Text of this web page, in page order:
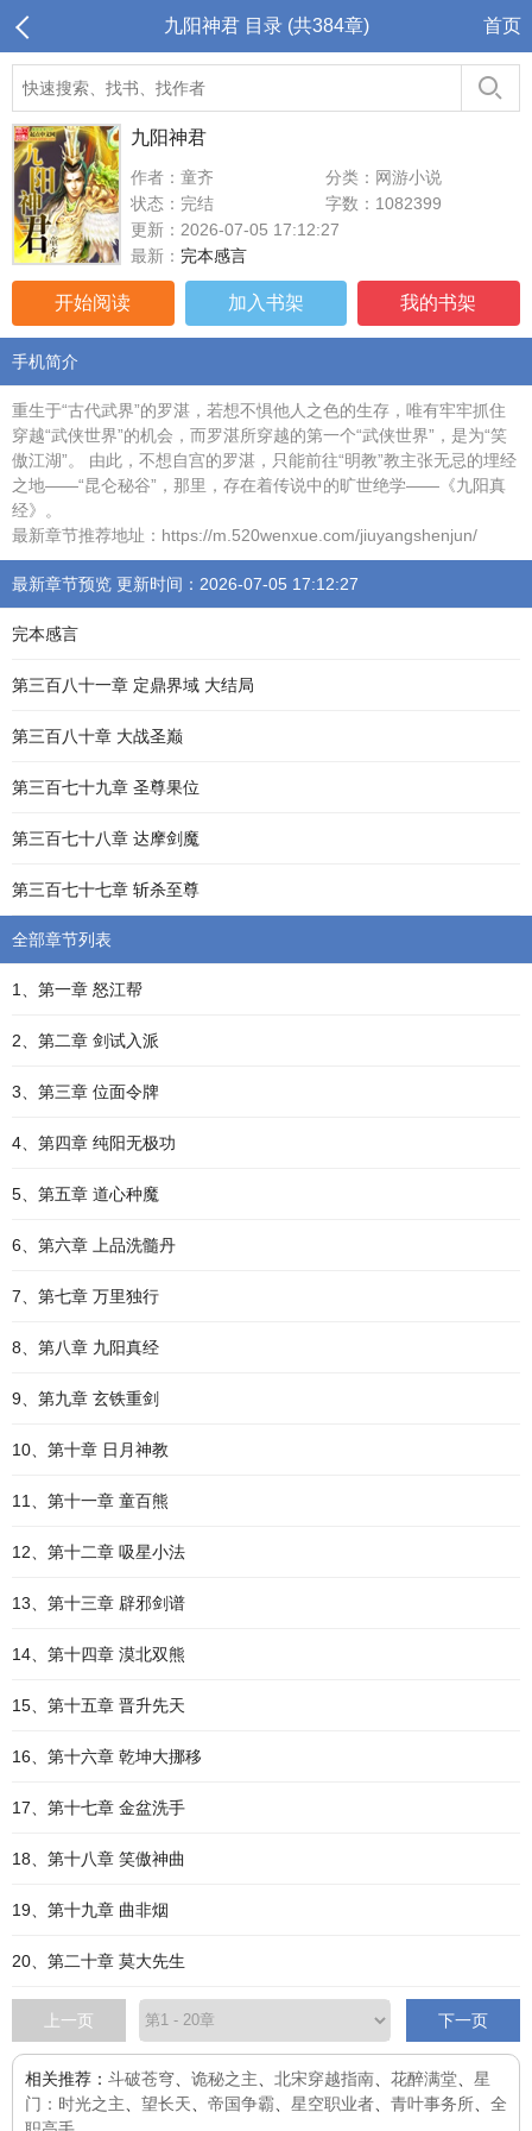
九阳神君 目录 (共384章) 首页
九阳神君
作者：童齐
分类：网游小说
状态：完结
字数：1082399
更新：2026-07-05 17:12:27
最新： 完本感言
开始阅读 加入书架 我的书架
手机简介
重生于“古代武界”的罗湛，若想不惧他人之色的生存，唯有牢牢抓住
穿越“武侠世界”的机会，而罗湛所穿越的第一个“武侠世界”，是为“笑
傲江湖”。 由此，不想自宫的罗湛，只能前往“明教”教主张无忌的埋经
之地——“昆仑秘谷”，那里，存在着传说中的旷世绝学——《九阳真
经》。
最新章节推荐地址：https://m.520wenxue.com/jiuyangshenjun/
最新章节预览 更新时间：2026-07-05 17:12:27
完本感言
第三百八十一章 定鼎界域 大结局
第三百八十章 大战圣巅
第三百七十九章 圣尊果位
第三百七十八章 达摩剑魔
第三百七十七章 斩杀至尊
全部章节列表
1、第一章 怒江帮
2、第二章 剑试入派
3、第三章 位面令牌
4、第四章 纯阳无极功
5、第五章 道心种魔
6、第六章 上品洗髓丹
7、第七章 万里独行
8、第八章 九阳真经
9、第九章 玄铁重剑
10、第十章 日月神教
11、第十一章 童百熊
12、第十二章 吸星小法
13、第十三章 辟邪剑谱
14、第十四章 漠北双熊
15、第十五章 晋升先天
16、第十六章 乾坤大挪移
17、第十七章 金盆洗手
18、第十八章 笑傲神曲
19、第十九章 曲非烟
20、第二十章 莫大先生
上一页 下一页
相关推荐： 斗破苍穹 诡秘之主 北宋穿越指南 花醉满堂
星
门：时光之主
望长天 帝国争霸 星空职业者 青叶事务所
全